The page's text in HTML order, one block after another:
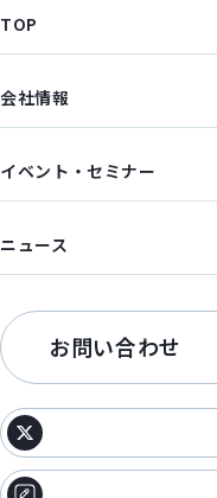
TOP
会社情報
イベント・セミナー
ニュース
お問い合わせ